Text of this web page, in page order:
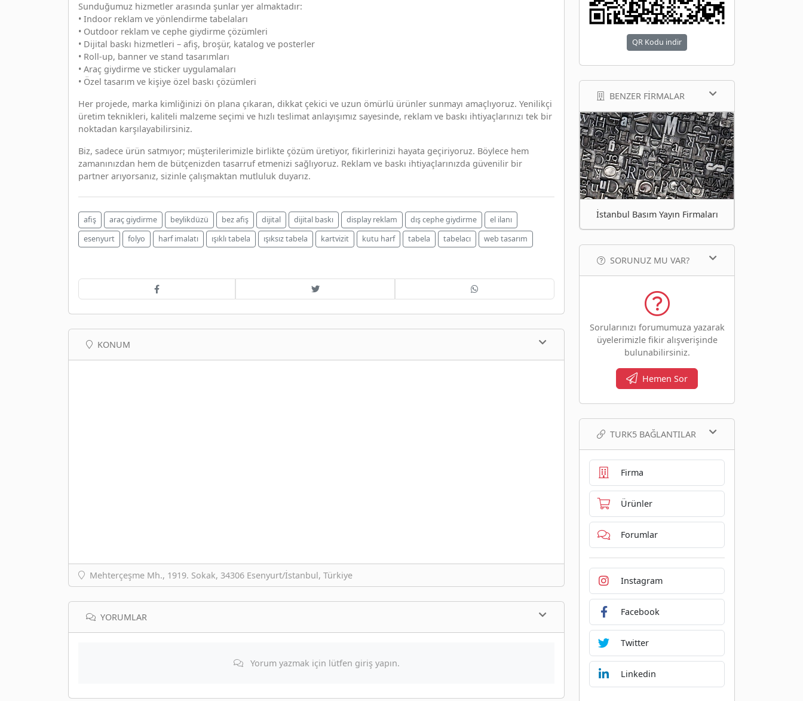
Sunduğumuz hizmetler arasında şunlar yer almaktadır:
• Indoor reklam ve yönlendirme tabelaları
• Outdoor reklam ve cephe giydirme çözümleri
• Dijital baskı hizmetleri – afiş, broşür, katalog ve posterler
• Roll-up, banner ve stand tasarımları
• Araç giydirme ve sticker uygulamaları
• Özel tasarım ve kişiye özel baskı çözümleri
Her projede, marka kimliğinizi ön plana çıkaran, dikkat çekici ve uzun ömürlü ürünler sunmayı amaçlıyoruz. Yenilikçi
üretim teknikleri, kaliteli malzeme seçimi ve hızlı teslimat anlayışımız sayesinde, reklam ve baskı ihtiyaçlarınızı tek bir
noktadan karşılayabilirsiniz.
Biz, sadece ürün satmıyor; müşterilerimizle birlikte çözüm üretiyor, fikirlerinizi hayata geçiriyoruz. Böylece hem
zamanınızdan hem de bütçenizden tasarruf etmenizi sağlıyoruz. Reklam ve baskı ihtiyaçlarınızda güvenilir bir
partner arıyorsanız, sizinle çalışmaktan mutluluk duyarız.
afiş araç giydirme beylikdüzü bez afiş dijital dijital baskı display reklam dış cephe giydirme
el ilanı
esenyurt
folyo harf imalatı ışıklı tabela ışıksız tabela kartvizit kutu harf tabela tabelacı web tasarım
KONUM
Mehterçeşme Mh., 1919. Sokak, 34306 Esenyurt/İstanbul, Türkiye
YORUMLAR
Yorum yazmak için lütfen giriş yapın.
QR Kodu indir
BENZER FIRMALAR
İstanbul Basım Yayın Firmaları
SORUNUZ MU VAR?
Sorularınızı forumumuza yazarak
üyelerimizle fikir alışverişinde
bulunabilirsiniz.
Hemen Sor
TURK5 BAĞLANTILAR
Firma
Ürünler
Forumlar
Instagram
Facebook
Twitter
Linkedin